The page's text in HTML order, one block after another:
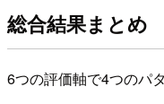
総合結果まとめ
6つの評価軸で4つのパ